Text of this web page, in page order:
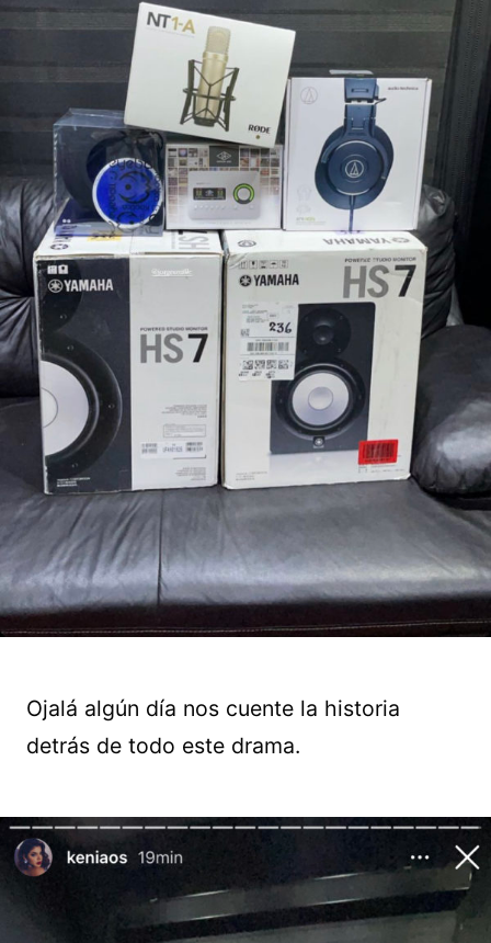
Ojalá algún día nos cuente la historia
detrás de todo este drama.